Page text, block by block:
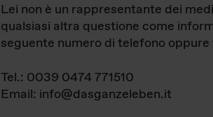
Lei non è un rappresentante dei
qualsiasi altra questione come
seguente numero di telefono
Tel.: 0039 0474 771510
Email: info@dasganzeleben.it